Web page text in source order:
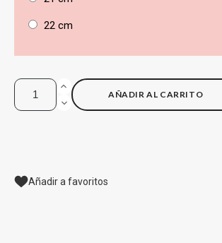
22 cm
AÑADIR AL CARRITO
Añadir a favoritos